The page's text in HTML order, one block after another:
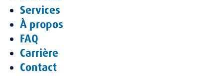
Services
À propos
FAQ
Carrière
Contact